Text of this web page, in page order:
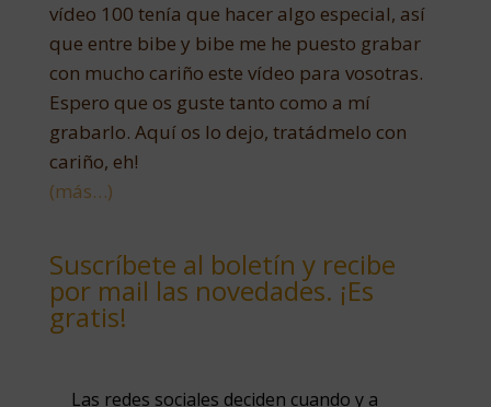
vídeo 100 tenía que hacer algo especial, así
que entre bibe y bibe me he puesto grabar
con mucho cariño este vídeo para vosotras.
Espero que os guste tanto como a mí
grabarlo. Aquí os lo dejo, tratádmelo con
cariño, eh!
(más…)
Suscríbete al boletín y recibe
por mail las novedades. ¡Es
gratis!
Las redes sociales deciden cuando y a